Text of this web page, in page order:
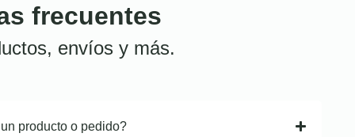
frecuentes
envíos y más.
producto o pedido?